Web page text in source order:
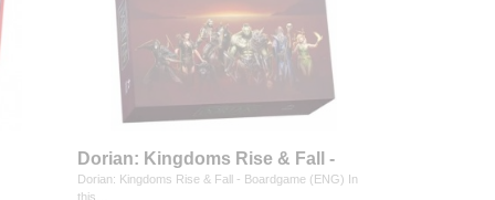
Dorian: Kingdoms Rise & Fall -
Boardgame (ENG)
Dorian: Kingdoms Rise & Fall - Boardgame (ENG) In
this…